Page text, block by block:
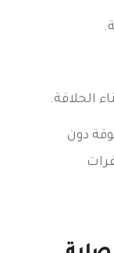
الحلاقة.
دون